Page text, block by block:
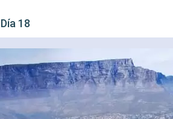
Día 18